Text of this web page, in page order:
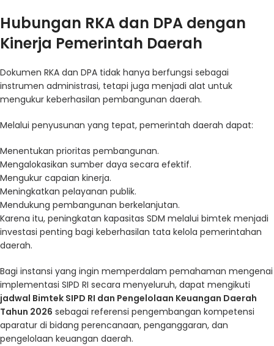
Hubungan RKA dan DPA dengan
Kinerja Pemerintah Daerah
Dokumen RKA dan DPA tidak hanya berfungsi sebagai
instrumen administrasi, tetapi juga menjadi alat untuk
mengukur keberhasilan pembangunan daerah.
Melalui penyusunan yang tepat, pemerintah daerah dapat:
Menentukan prioritas pembangunan.
Mengalokasikan sumber daya secara efektif.
Mengukur capaian kinerja.
Meningkatkan pelayanan publik.
Mendukung pembangunan berkelanjutan.
Karena itu, peningkatan kapasitas SDM melalui bimtek menjadi
investasi penting bagi keberhasilan tata kelola pemerintahan
daerah.
Bagi instansi yang ingin memperdalam pemahaman mengenai
implementasi SIPD RI secara menyeluruh, dapat mengikuti
jadwal Bimtek SIPD RI dan Pengelolaan Keuangan Daerah
Tahun 2026 sebagai referensi pengembangan kompetensi
aparatur di bidang perencanaan, penganggaran, dan
pengelolaan keuangan daerah.